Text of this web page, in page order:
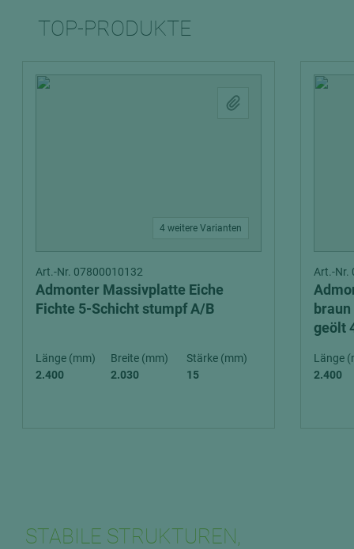
TOP-PRODUKTE
4 weitere Varianten
Art.-Nr. 07800010132
Admonter Massivplatte Eiche
Fichte 5-Schicht stumpf A/B
Länge (mm)
2.400
Breite (mm)
2.030
Stärke (mm)
15
Art.-Nr.
geölt
Länge
2.400
STABILE STRUKTUREN,